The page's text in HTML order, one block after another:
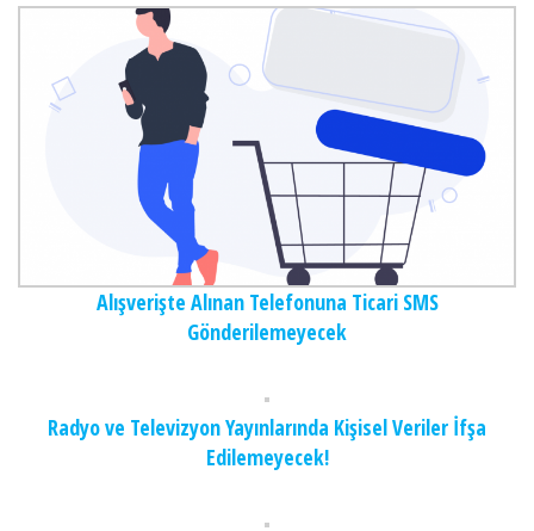
Alışverişte Alınan Telefonuna Ticari SMS
Gönderilemeyecek
Radyo ve Televizyon Yayınlarında Kişisel Veriler İfşa
Edilemeyecek!